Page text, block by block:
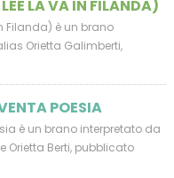
LA VA IN FILANDA)
Filanda) è un brano
Orietta Galimberti,
POESIA
è un brano interpretato da
Orietta Berti, pubblicato